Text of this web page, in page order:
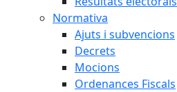
Normativa
Ajuts i subvencions
Decrets
Mocions
Ordenances Fiscals